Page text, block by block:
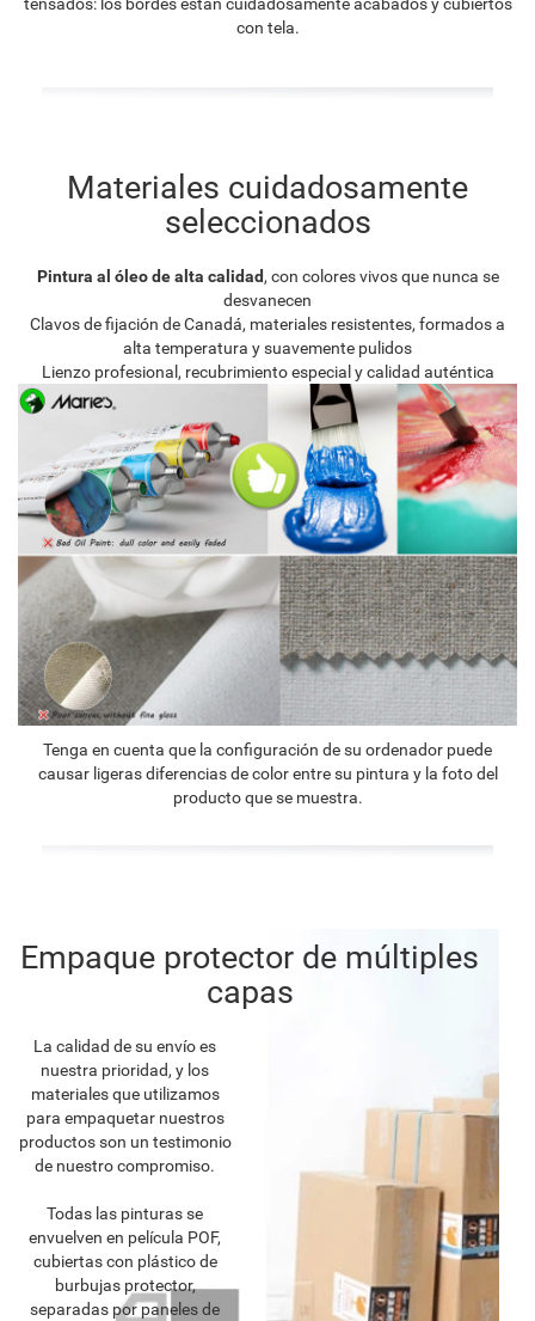
con tela.
Materiales cuidadosamente
seleccionados
Pintura al óleo de alta calidad, con colores vivos que nunca se
desvanecen
Clavos de fijación de Canadá, materiales resistentes, formados a
alta temperatura y suavemente pulidos
Lienzo profesional, recubrimiento especial y calidad auténtica
Tenga en cuenta que la configuración de su ordenador puede
causar ligeras diferencias de color entre su pintura y la foto del
producto que se muestra.
Empaque protector de múltiples
capas
La calidad de su envío es
nuestra prioridad, y los
materiales que utilizamos
para empaquetar nuestros
productos son un testimonio
de nuestro compromiso.
Todas las pinturas se
envuelven en película POF,
cubiertas con plástico de
burbujas protector,
separadas por paneles de